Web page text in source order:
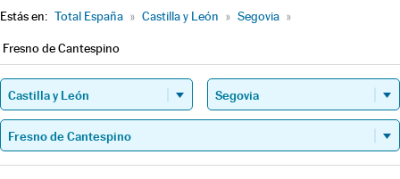
Estás en: Total España » Castilla y León » Segovia »
Fresno de Cantespino